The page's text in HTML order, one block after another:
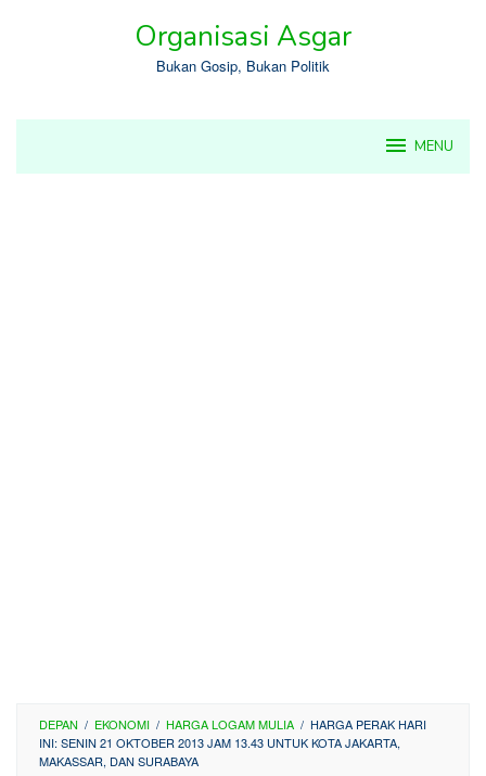
Organisasi Asgar
Bukan Gosip, Bukan Politik
MENU
DEPAN / EKONOMI / HARGA LOGAM MULIA / HARGA PERAK HARI
INI: SENIN 21 OKTOBER 2013 JAM 13.43 UNTUK KOTA JAKARTA,
MAKASSAR, DAN SURABAYA